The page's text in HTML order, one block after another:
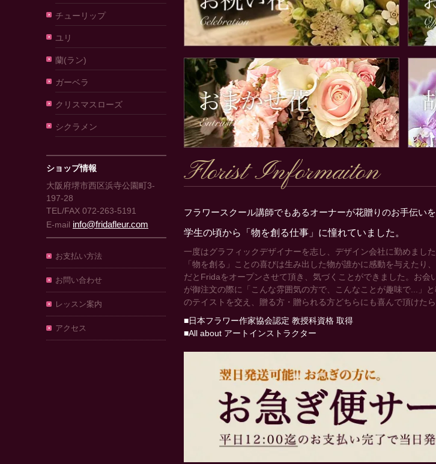
チューリップ
ユリ
蘭(ラン)
ガーベラ
クリスマスローズ
シクラメン
ショップ情報
大阪府堺市西区浜寺公園町3-
197-28
TEL/FAX 072-263-5191
E-mail info@fridafleur.com
お支払い方法
お問い合わせ
レッスン案内
アクセス
Florist Informaiton
フラワースクール講師でもあるオーナーが花贈りのお手伝いを
学生の頃から「物を創る仕事」に憧れていました。
一度はグラフィックデザイナーを志し、デザイン会社に勤めまし
「物を創る」ことの喜びは生み出した物が誰かに感動を与えたり
だとFridaをオープンさせて頂き、気づくことができました。お会
が御注文の際に「こんな雰囲気の方で、こんなことが趣味で...」
のテイストを交え、贈る方・贈られる方どちらにも喜んで頂けた
■日本フラワー作家協会認定 教授科資格 取得
■All about アートインストラクター